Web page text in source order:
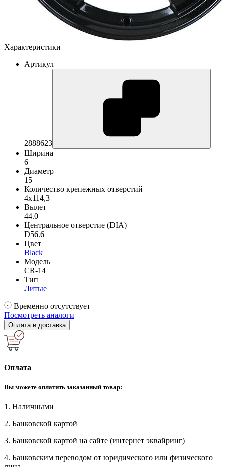
Характеристики
Артикул
2888623
Ширина
6
Диаметр
15
Количество крепежных отверстий
4x114,3
Вылет
44.0
Центральное отверстие (DIA)
D56.6
Цвет
Black
Модель
CR-14
Тип
Литые
Временно отсутствует
Посмотреть аналоги
Оплата и доставка
Оплата
Вы можете оплатить заказанный товар:
1. Наличными
2. Банковской картой
3. Банковской картой на сайте (интернет эквайринг)
4. Банковским переводом от юридического или физического